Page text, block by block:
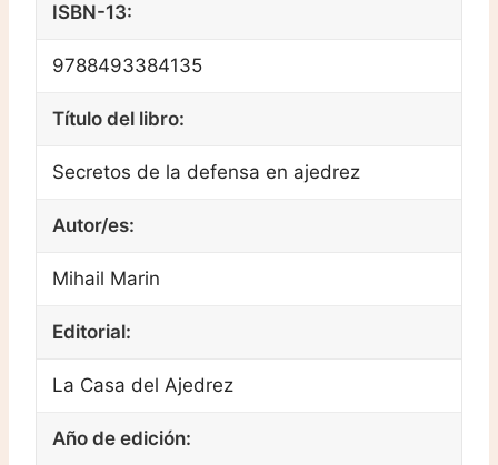
ISBN-13:
9788493384135
Título del libro:
Secretos de la defensa en ajedrez
Autor/es:
Mihail Marin
Editorial:
La Casa del Ajedrez
Año de edición: